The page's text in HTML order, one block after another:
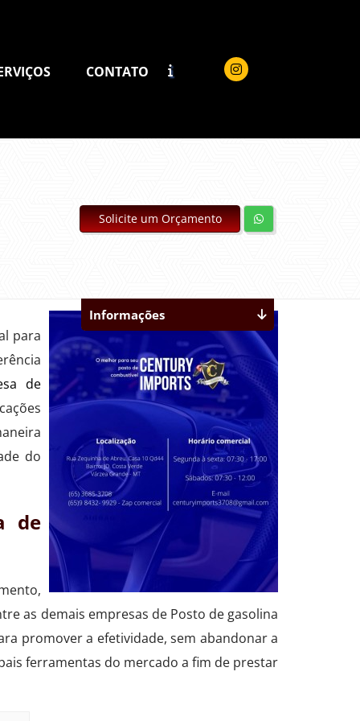
CONTATO
Solicite um Orçamento
para
de
do
de
as demais empresas de Posto de gasolina
promover a efetividade, sem abandonar a
ferramentas do mercado a fim de prestar
Informações